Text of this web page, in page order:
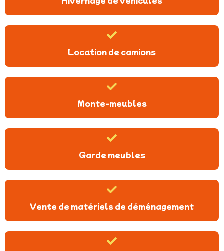
Location de camions
Monte-meubles
Garde meubles
Vente de matériels de déménagement